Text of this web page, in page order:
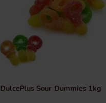
DulcePlus Sour Dummies 1kg